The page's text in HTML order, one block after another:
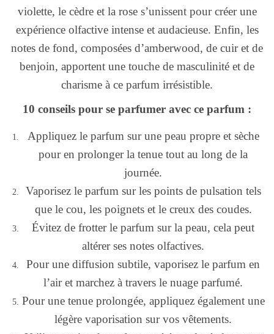
violette, le cèdre et la rose s’unissent pour créer une
expérience olfactive intense et audacieuse. Enfin, les
notes de fond, composées d’amberwood, de cuir et de
benjoin, apportent une touche de masculinité et de
charisme à ce parfum irrésistible.
10 conseils pour se parfumer avec ce parfum :
Appliquez le parfum sur une peau propre et sèche
pour en prolonger la tenue tout au long de la
journée.
Vaporisez le parfum sur les points de pulsation tels
que le cou, les poignets et le creux des coudes.
Évitez de frotter le parfum sur la peau, cela peut
altérer ses notes olfactives.
Pour une diffusion subtile, vaporisez le parfum en
l’air et marchez à travers le nuage parfumé.
Pour une tenue prolongée, appliquez également une
légère vaporisation sur vos vêtements.